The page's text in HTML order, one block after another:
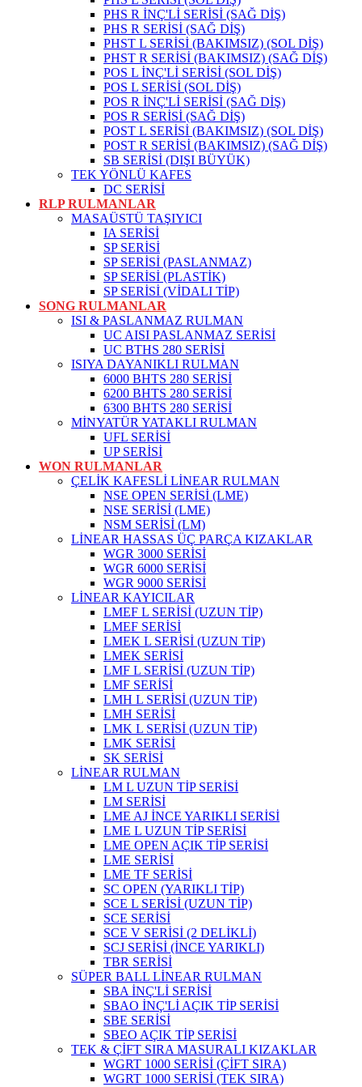
PHS R İNÇ'Lİ SERİSİ (SAĞ DİŞ)
PHS R SERİSİ (SAĞ DİŞ)
PHST L SERİSİ (BAKIMSIZ) (SOL DİŞ)
PHST R SERİSİ (BAKIMSIZ) (SAĞ DİŞ)
POS L İNÇ'Lİ SERİSİ (SOL DİŞ)
POS L SERİSİ (SOL DİŞ)
POS R İNÇ'Lİ SERİSİ (SAĞ DİŞ)
POS R SERİSİ (SAĞ DİŞ)
POST L SERİSİ (BAKIMSIZ) (SOL DİŞ)
POST R SERİSİ (BAKIMSIZ) (SAĞ DİŞ)
SB SERİSİ (DIŞI BÜYÜK)
TEK YÖNLÜ KAFES
DC SERİSİ
RLP RULMANLAR
MASAÜSTÜ TAŞIYICI
IA SERİSİ
SP SERİSİ
SP SERİSİ (PASLANMAZ)
SP SERİSİ (PLASTİK)
SP SERİSİ (VİDALI TİP)
SONG RULMANLAR
ISI & PASLANMAZ RULMAN
UC AISI PASLANMAZ SERİSİ
UC BTHS 280 SERİSİ
ISIYA DAYANIKLI RULMAN
6000 BHTS 280 SERİSİ
6200 BHTS 280 SERİSİ
6300 BHTS 280 SERİSİ
MİNYATÜR YATAKLI RULMAN
UFL SERİSİ
UP SERİSİ
WON RULMANLAR
ÇELİK KAFESLİ LİNEAR RULMAN
NSE OPEN SERİSİ (LME)
NSE SERİSİ (LME)
NSM SERİSİ (LM)
LİNEAR HASSAS ÜÇ PARÇA KIZAKLAR
WGR 3000 SERİSİ
WGR 6000 SERİSİ
WGR 9000 SERİSİ
LİNEAR KAYICILAR
LMEF L SERİSİ (UZUN TİP)
LMEF SERİSİ
LMEK L SERİSİ (UZUN TİP)
LMEK SERİSİ
LMF L SERİSİ (UZUN TİP)
LMF SERİSİ
LMH L SERİSİ (UZUN TİP)
LMH SERİSİ
LMK L SERİSİ (UZUN TİP)
LMK SERİSİ
SK SERİSİ
LİNEAR RULMAN
LM L UZUN TİP SERİSİ
LM SERİSİ
LME AJ İNCE YARIKLI SERİSİ
LME L UZUN TİP SERİSİ
LME OPEN AÇIK TİP SERİSİ
LME SERİSİ
LME TF SERİSİ
SC OPEN (YARIKLI TİP)
SCE L SERİSİ (UZUN TİP)
SCE SERİSİ
SCE V SERİSİ (2 DELİKLİ)
SCJ SERİSİ (İNCE YARIKLI)
TBR SERİSİ
SÜPER BALL LİNEAR RULMAN
SBA İNÇ'Lİ SERİSİ
SBAO İNÇ'Lİ AÇIK TİP SERİSİ
SBE SERİSİ
SBEO AÇIK TİP SERİSİ
TEK & ÇİFT SIRA MASURALI KIZAKLAR
WGRT 1000 SERİSİ (ÇİFT SIRA)
WGRT 1000 SERİSİ (TEK SIRA)